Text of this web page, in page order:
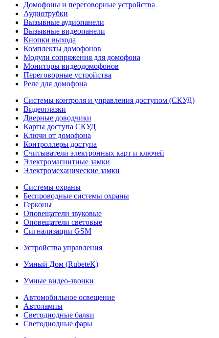
Домофоны и переговорные устройства
Аудиотрубки
Вызывные аудиопанели
Вызывные видеопанели
Кнопки выхода
Комплекты домофонов
Модули сопряжения для домофона
Мониторы видеодомофонов
Переговорные устройства
Реле для домофона
Системы контроля и управления доступом (СКУД)
Видеоглазки
Дверные доводчики
Карты доступа СКУД
Ключи от домофона
Контроллеры доступа
Считыватели электронных карт и ключей
Электромагнитные замки
Электромеханические замки
Системы охраны
Беспроводные системы охраны
Герконы
Оповещатели звуковые
Оповещатели световые
Сигнализации GSM
Устройства управления
Умный Дом (RubeteK)
Умные видео-звонки
Автомобильное освещение
Автолампы
Светодиодные балки
Светодиодные фары